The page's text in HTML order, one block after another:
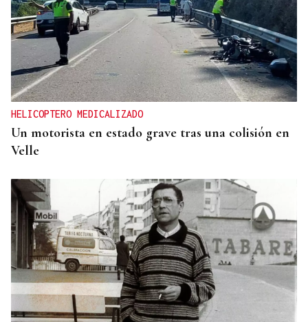
HELICOPTERO MEDICALIZADO
Un motorista en estado grave tras una colisión en
Velle